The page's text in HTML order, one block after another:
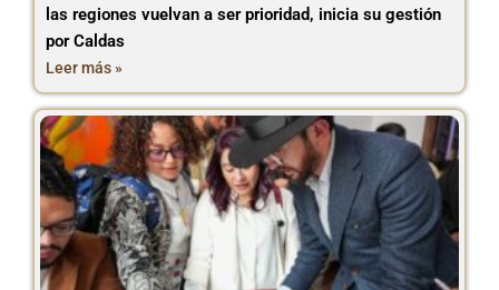
las regiones vuelvan a ser prioridad, inicia su gestión
por Caldas
Leer más »